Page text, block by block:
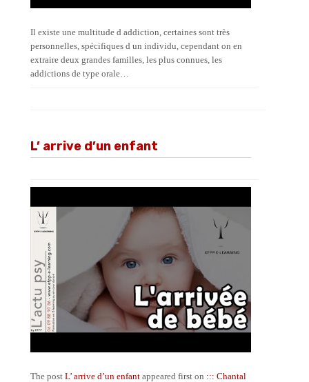
Il existe une multitude d addiction, certaines sont très
personnelles, spécifiques d un individu, cependant on en
extraire deux grandes familles, les plus connues, les
addictions de type orale…
L’ arrive d’un enfant
The postL’ arrive d’un enfant appeared first on ::: Chantal